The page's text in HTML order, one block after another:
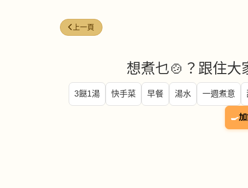
上一篇文章: 白灼蝦
上一頁
想煮乜🍲？跟住大
3餸1湯 快手菜 早餐 湯水 一週煮意
🍳